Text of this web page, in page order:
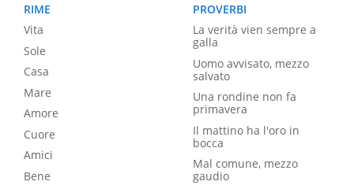
RIME
Vita
Sole
Casa
Mare
Amore
Cuore
Amici
Bene
PROVERBI
La verità vien sempre a
galla
Uomo avvisato, mezzo
salvato
Una rondine non fa
primavera
Il mattino ha l'oro in
bocca
Mal comune, mezzo
gaudio